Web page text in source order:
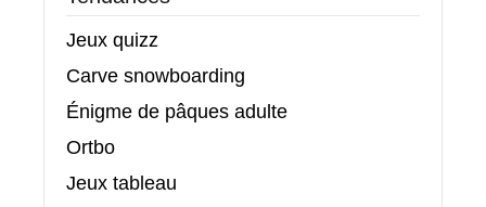
Jeux quizz
Carve snowboarding
Énigme de pâques adulte
Ortbo
Jeux tableau